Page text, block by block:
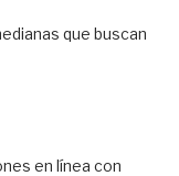
que buscan
en línea con